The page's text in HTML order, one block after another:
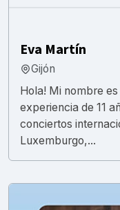
Eva Martín
Gijón
Hola! Mi nombre
experiencia de 11
conciertos
Luxemburgo,...